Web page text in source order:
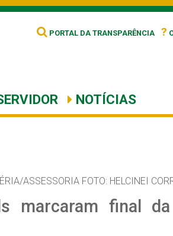
PORTAL DA TRANSPARÊNCIA ?
NOTÍCIAS
ASSESSORIA FOTO: HELCINEI
marcaram final